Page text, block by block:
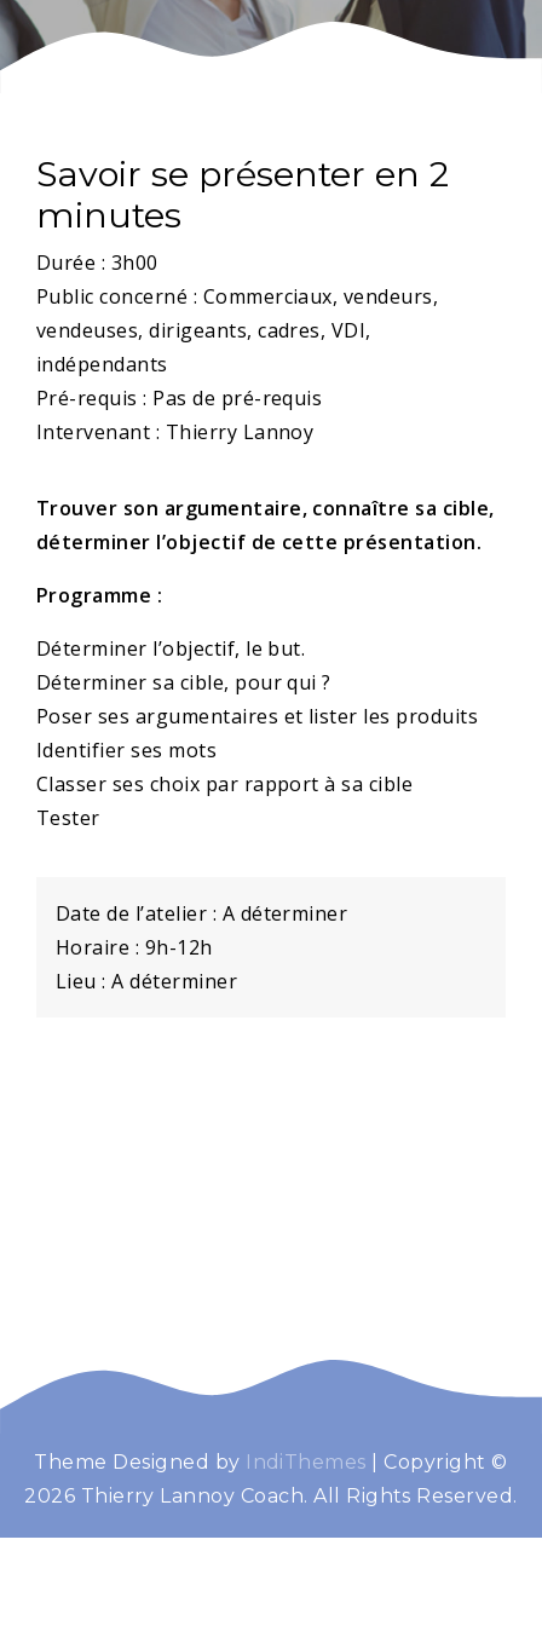
Savoir se présenter en 2
minutes
Durée : 3h00
Public concerné : Commerciaux, vendeurs,
vendeuses, dirigeants, cadres, VDI,
indépendants
Pré-requis : Pas de pré-requis
Intervenant : Thierry Lannoy
Trouver son argumentaire, connaître sa cible,
déterminer l’objectif de cette présentation.
Programme :
Déterminer l’objectif, le but.
Déterminer sa cible, pour qui ?
Poser ses argumentaires et lister les produits
Identifier ses mots
Classer ses choix par rapport à sa cible
Tester
Date de l’atelier : A déterminer
Horaire : 9h-12h
Lieu : A déterminer
Theme Designed by IndiThemes
Copyright ©
2026 Thierry Lannoy Coach. All Rights Reserved.
Thierry Lannoy
Coach
Booster de performance